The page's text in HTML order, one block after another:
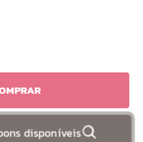
disponíveis